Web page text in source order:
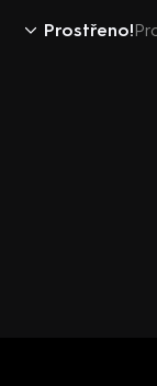
Prostřeno!